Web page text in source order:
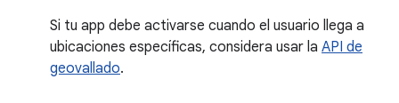
Si tu app debe activarse cuando el usuario llega a
ubicaciones específicas, considera usar la API de
geovallado.